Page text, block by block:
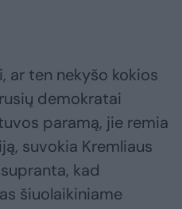
ar ten nekyšo kokios
demokratai
paramą, jie remia
suvokia Kremliaus
kad
šiuolaikiniame